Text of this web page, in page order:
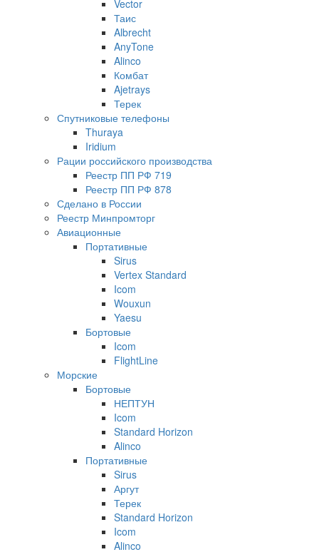
Vector
Таис
Albrecht
AnyTone
Alinco
Комбат
Ajetrays
Терек
Спутниковые телефоны
Thuraya
Iridium
Рации российского производства
Реестр ПП РФ 719
Реестр ПП РФ 878
Сделано в России
Реестр Минпромторг
Авиационные
Портативные
Sirus
Vertex Standard
Icom
Wouxun
Yaesu
Бортовые
Icom
FlightLine
Морские
Бортовые
НЕПТУН
Icom
Standard Horizon
Alinco
Портативные
Sirus
Аргут
Терек
Standard Horizon
Icom
Alinco